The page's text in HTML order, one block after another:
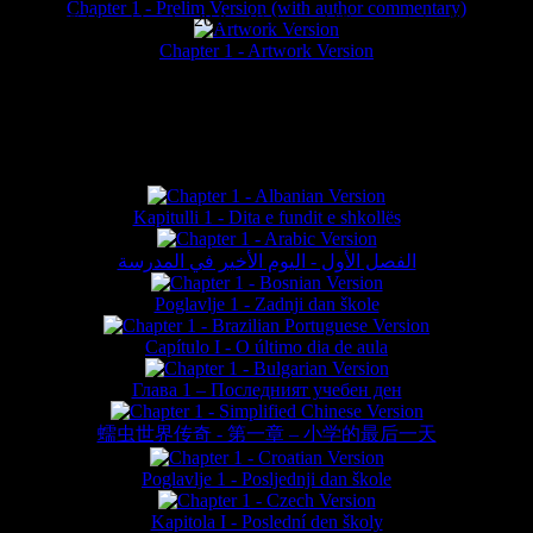
Chapter 1 - Prelim Version (with author commentary)
Chapter 1 - Artwork Version
Kapitulli 1 - Dita e fundit e shkollës
الفصل الأول - اليوم الأخير في المدرسة
Poglavlje 1 - Zadnji dan škole
Capítulo I - O último dia de aula
Глава 1 – Последният учебен ден
蠕虫世界传奇 - 第一章 – 小学的最后一天
Poglavlje 1 - Posljednji dan škole
Kapitola I - Poslední den školy
website © Daniel Lieske 2026 - Wormworld® is a registered